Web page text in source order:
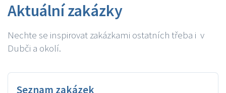
Aktuální zakázky
Nechte se inspirovat zakázkami ostatních třeba i v
Dubči a okolí.
Seznam zakázek